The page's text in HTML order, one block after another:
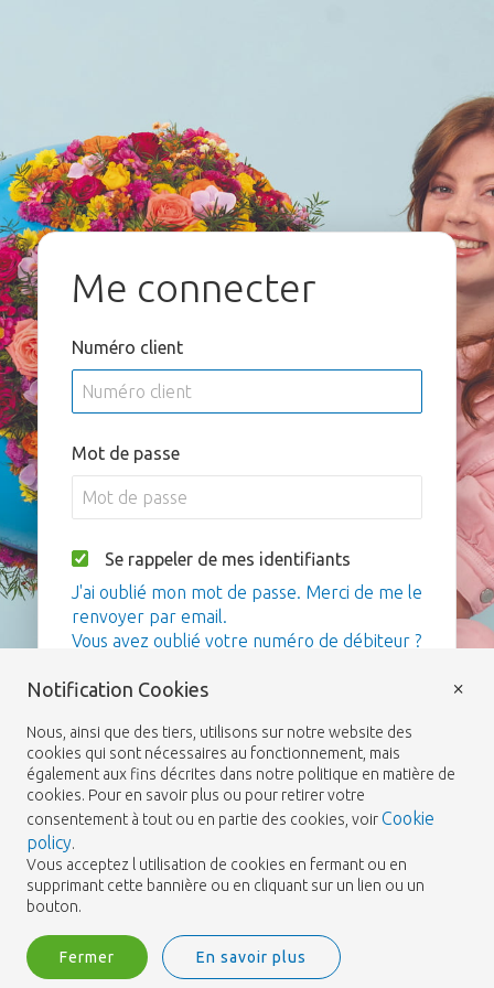
Me connecter
Numéro client
Mot de passe
Se rappeler de mes identifiants
J'ai oublié mon mot de passe. Merci de me le
renvoyer par email.
Vous avez oublié votre numéro de débiteur ?
Notification Cookies
Nous, ainsi que des tiers, utilisons sur notre website des
cookies qui sont nécessaires au fonctionnement, mais
également aux fins décrites dans notre politique en matière de
cookies. Pour en savoir plus ou pour retirer votre
consentement à tout ou en partie des cookies, voirCookie
policy.
Vous acceptez l utilisation de cookies en fermant ou en
supprimant cette bannière ou en cliquant sur un lien ou un
bouton.
Fermer En savoir plus
×